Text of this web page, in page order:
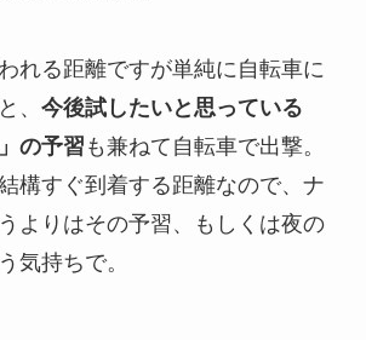
れる距離ですが単純に自転車に
、 今後試したいと思っている
の予習 も兼ねて自転車で出撃。
構すぐ到着する距離なので、ナ
よりはその予習、もしくは夜の
気持ちで。